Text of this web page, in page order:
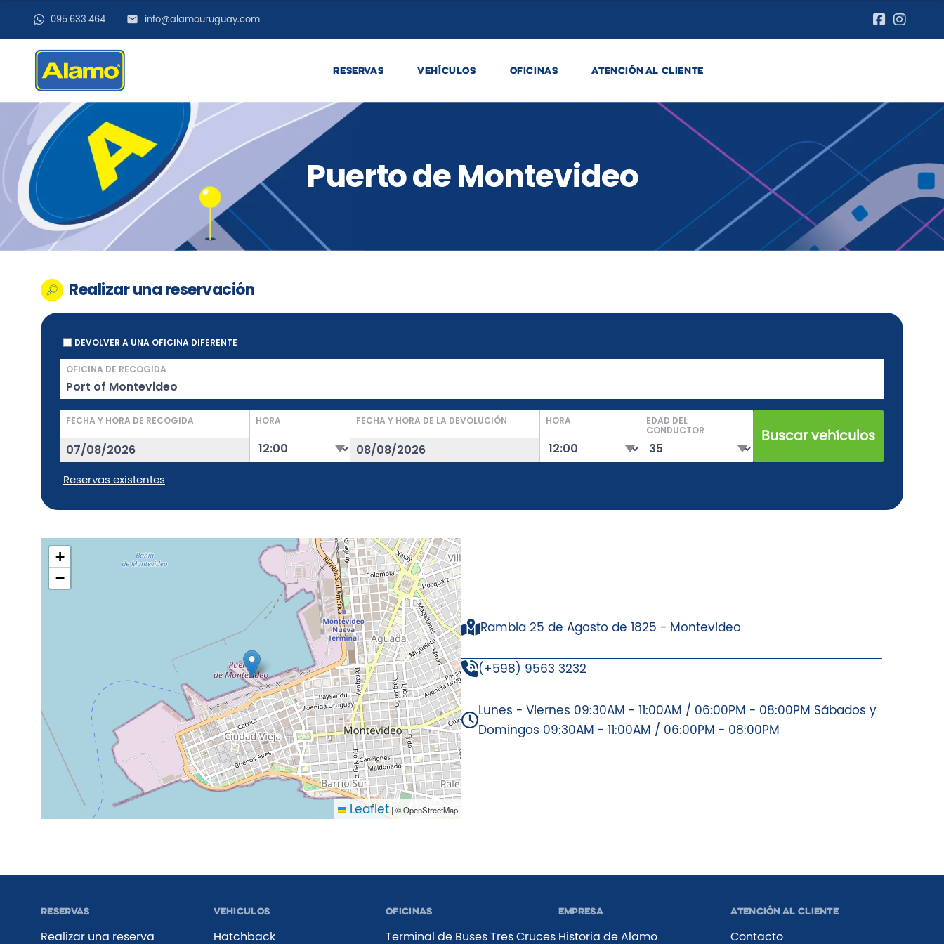
095 633 464 info@alamouruguay.com
RESERVAS VEHÍCULOS OFICINAS ATENCIÓN AL CLIENTE
Puerto de Montevideo
Puerto de Montevideo
Puerto de Montevideo
Realizar una reservación
DEVOLVER A UNA OFICINA DIFERENTE
OFICINA DE RECOGIDA
FECHA Y HORA DE RECOGIDA HORA FECHA Y HORA DE LA DEVOLUCIÓN HORA
EDAD DEL
CONDUCTOR
Buscar vehículos
Reservas existentes
+
−
Leaflet | © OpenStreetMap
Rambla 25 de Agosto de 1825 - Montevideo
(+598) 9563 3232
Lunes - Viernes 09:30AM - 11:00AM / 06:00PM - 08:00PM Sábados y
Domingos 09:30AM - 11:00AM / 06:00PM - 08:00PM
Reservas
Realizar una reserva
Vehiculos
Hatchback
Oficinas
Terminal de Buses Tres Cruces
Empresa
Historia de Alamo
Atención al Cliente
Contacto